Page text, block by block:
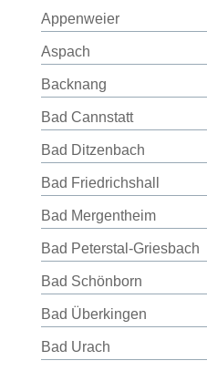
Appenweier
Aspach
Backnang
Bad Cannstatt
Bad Ditzenbach
Bad Friedrichshall
Bad Mergentheim
Bad Peterstal-Griesbach
Bad Schönborn
Bad Überkingen
Bad Urach